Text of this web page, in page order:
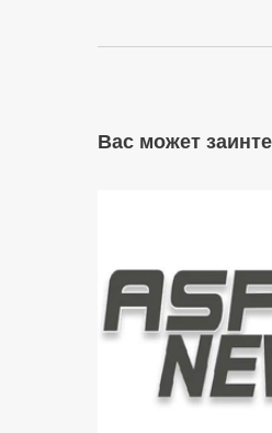
Вас может